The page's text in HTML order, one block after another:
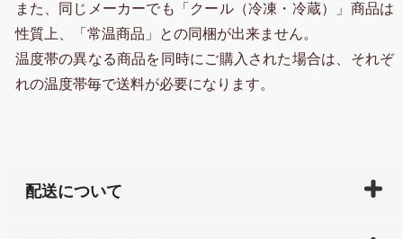
また、同じメーカーでも「クール（冷凍・冷蔵）」商品は
性質上、「常温商品」との同梱が出来ません。
温度帯の異なる商品を同時にご購入された場合は、それぞ
れの温度帯毎で送料が必要になります。
配送について